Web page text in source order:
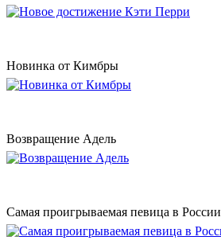
Новинка от Кимбры
Возвращение Адель
Самая проигрываемая певица в России